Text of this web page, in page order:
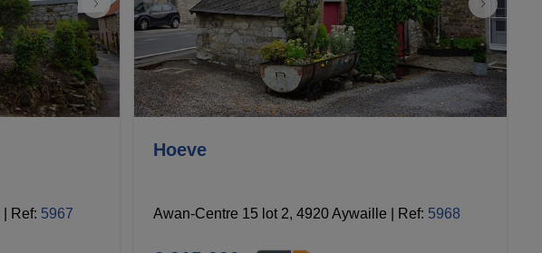
Ref: 5967
Hoeve
Awan-Centre 15 lot 2, 4920 Aywaille Ref: 5968